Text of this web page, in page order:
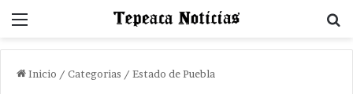
Menu
Inicio / Categorias / Estado de Puebla